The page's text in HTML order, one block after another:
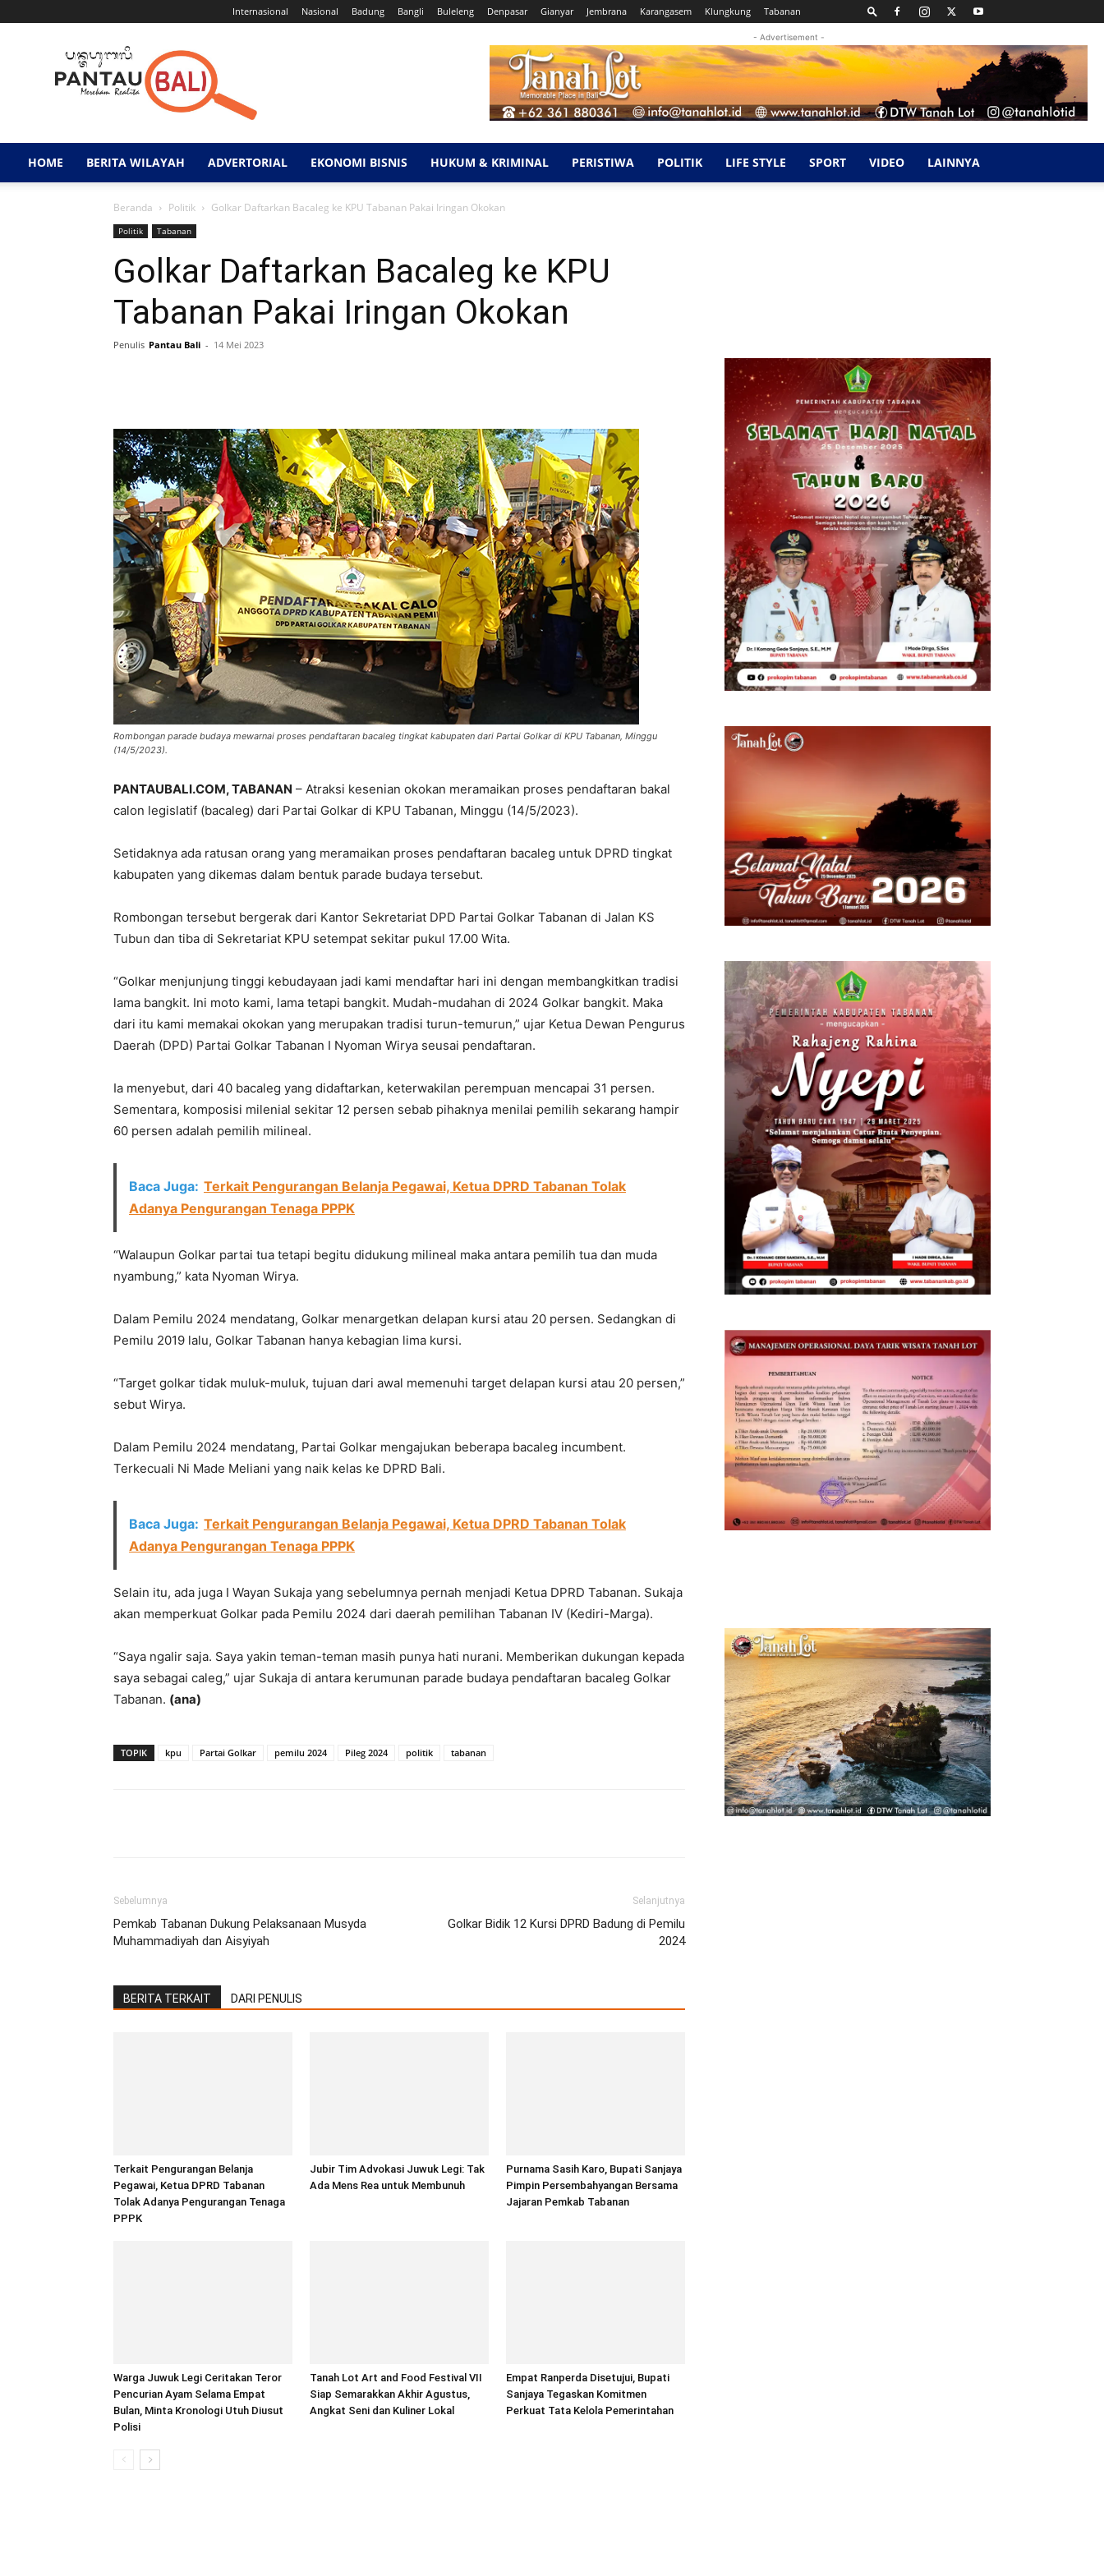
Internasional Nasional Badung Bangli Buleleng Denpasar Gianyar Jembrana Karangasem Klungkung Tabanan
Pantau
Bali
- Advertisement -
HOME BERITA WILAYAH ADVERTORIAL EKONOMI BISNIS HUKUM & KRIMINAL PERISTIWA POLITIK LIFE STYLE SPORT VIDEO LAINNYA
Beranda Politik Golkar Daftarkan Bacaleg ke KPU Tabanan Pakai Iringan Okokan
Politik Tabanan
Golkar Daftarkan Bacaleg ke KPU
Tabanan Pakai Iringan Okokan
Penulis Pantau Bali - 14 Mei 2023
Rombongan parade budaya mewarnai proses pendaftaran bacaleg tingkat kabupaten dari Partai Golkar di KPU Tabanan, Minggu
(14/5/2023).
PANTAUBALI.COM, TABANAN – Atraksi kesenian okokan meramaikan proses pendaftaran bakal
calon legislatif (bacaleg) dari Partai Golkar di KPU Tabanan, Minggu (14/5/2023).
Setidaknya ada ratusan orang yang meramaikan proses pendaftaran bacaleg untuk DPRD tingkat
kabupaten yang dikemas dalam bentuk parade budaya tersebut.
Rombongan tersebut bergerak dari Kantor Sekretariat DPD Partai Golkar Tabanan di Jalan KS
Tubun dan tiba di Sekretariat KPU setempat sekitar pukul 17.00 Wita.
“Golkar menjunjung tinggi kebudayaan jadi kami mendaftar hari ini dengan membangkitkan tradisi
lama bangkit. Ini moto kami, lama tetapi bangkit. Mudah-mudahan di 2024 Golkar bangkit. Maka
dari itu kami memakai okokan yang merupakan tradisi turun-temurun,” ujar Ketua Dewan Pengurus
Daerah (DPD) Partai Golkar Tabanan I Nyoman Wirya seusai pendaftaran.
Ia menyebut, dari 40 bacaleg yang didaftarkan, keterwakilan perempuan mencapai 31 persen.
Sementara, komposisi milenial sekitar 12 persen sebab pihaknya menilai pemilih sekarang hampir
60 persen adalah pemilih milineal.
Baca Juga: Terkait Pengurangan Belanja Pegawai, Ketua DPRD Tabanan Tolak
Adanya Pengurangan Tenaga PPPK
“Walaupun Golkar partai tua tetapi begitu didukung milineal maka antara pemilih tua dan muda
nyambung,” kata Nyoman Wirya.
Dalam Pemilu 2024 mendatang, Golkar menargetkan delapan kursi atau 20 persen. Sedangkan di
Pemilu 2019 lalu, Golkar Tabanan hanya kebagian lima kursi.
“Target golkar tidak muluk-muluk, tujuan dari awal memenuhi target delapan kursi atau 20 persen,”
sebut Wirya.
Dalam Pemilu 2024 mendatang, Partai Golkar mengajukan beberapa bacaleg incumbent.
Terkecuali Ni Made Meliani yang naik kelas ke DPRD Bali.
Baca Juga: Terkait Pengurangan Belanja Pegawai, Ketua DPRD Tabanan Tolak
Adanya Pengurangan Tenaga PPPK
Selain itu, ada juga I Wayan Sukaja yang sebelumnya pernah menjadi Ketua DPRD Tabanan. Sukaja
akan memperkuat Golkar pada Pemilu 2024 dari daerah pemilihan Tabanan IV (Kediri-Marga).
“Saya ngalir saja. Saya yakin teman-teman masih punya hati nurani. Memberikan dukungan kepada
saya sebagai caleg,” ujar Sukaja di antara kerumunan parade budaya pendaftaran bacaleg Golkar
Tabanan. (ana)
TOPIK kpu Partai Golkar pemilu 2024 Pileg 2024 politik tabanan
Sebelumnya
Pemkab Tabanan Dukung Pelaksanaan Musyda
Muhammadiyah dan Aisyiyah
Selanjutnya
Golkar Bidik 12 Kursi DPRD Badung di Pemilu
2024
BERITA TERKAIT DARI PENULIS
Terkait Pengurangan Belanja
Pegawai, Ketua DPRD Tabanan
Tolak Adanya Pengurangan Tenaga
PPPK
Jubir Tim Advokasi Juwuk Legi: Tak
Ada Mens Rea untuk Membunuh
Purnama Sasih Karo, Bupati Sanjaya
Pimpin Persembahyangan Bersama
Jajaran Pemkab Tabanan
Warga Juwuk Legi Ceritakan Teror
Pencurian Ayam Selama Empat
Bulan, Minta Kronologi Utuh Diusut
Polisi
Tanah Lot Art and Food Festival VII
Siap Semarakkan Akhir Agustus,
Angkat Seni dan Kuliner Lokal
Empat Ranperda Disetujui, Bupati
Sanjaya Tegaskan Komitmen
Perkuat Tata Kelola Pemerintahan